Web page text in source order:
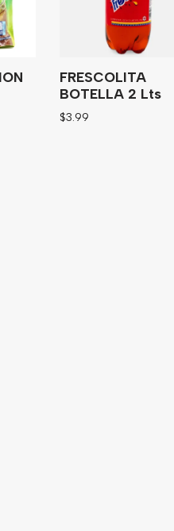
FRESCOLITA
BOTELLA 2 Lts
$3.99